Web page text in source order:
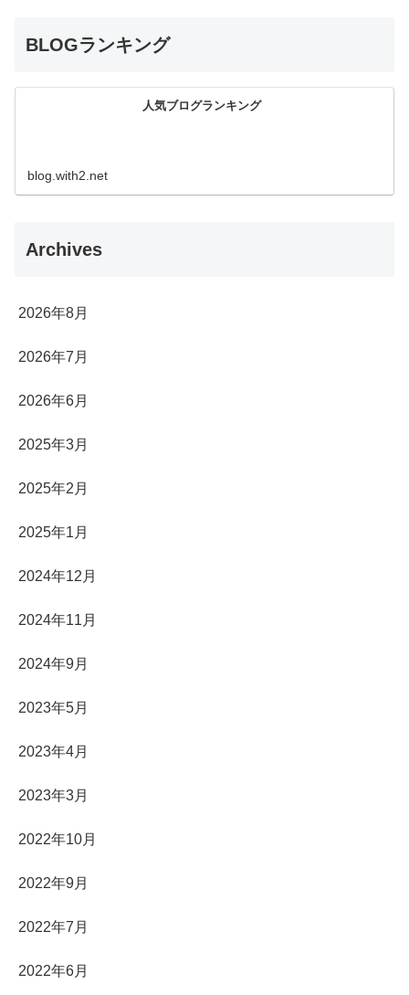
BLOGランキング
人気ブログランキング
blog.with2.net
Archives
2026年8月
2026年7月
2026年6月
2025年3月
2025年2月
2025年1月
2024年12月
2024年11月
2024年9月
2023年5月
2023年4月
2023年3月
2022年10月
2022年9月
2022年7月
2022年6月